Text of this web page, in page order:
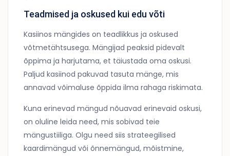
Teadmised ja oskused kui edu võti
Kasiinos mängides on teadlikkus ja oskused
võtmetähtsusega. Mängijad peaksid pidevalt
õppima ja harjutama, et täiustada oma oskusi.
Paljud kasiinod pakuvad tasuta mänge, mis
annavad võimaluse õppida ilma rahaga riskimata.
Kuna erinevad mängud nõuavad erinevaid oskusi,
on oluline leida need, mis sobivad teie
mängustiiliga. Olgu need siis strateegilised
kaardimängud või õnnemängud, mõistmine,